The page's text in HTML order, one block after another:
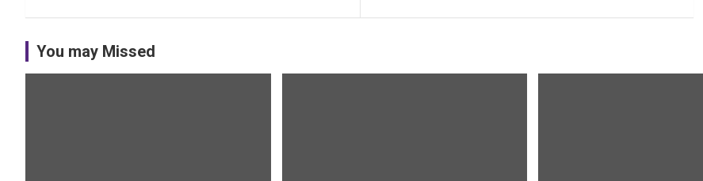
entradas
You may Missed